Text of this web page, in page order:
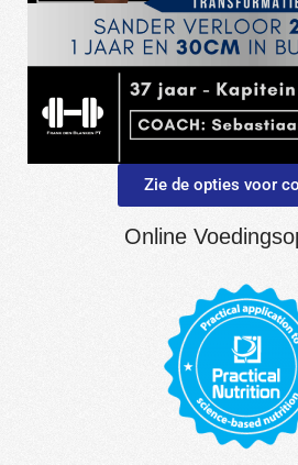
Zie de opties voor
Online